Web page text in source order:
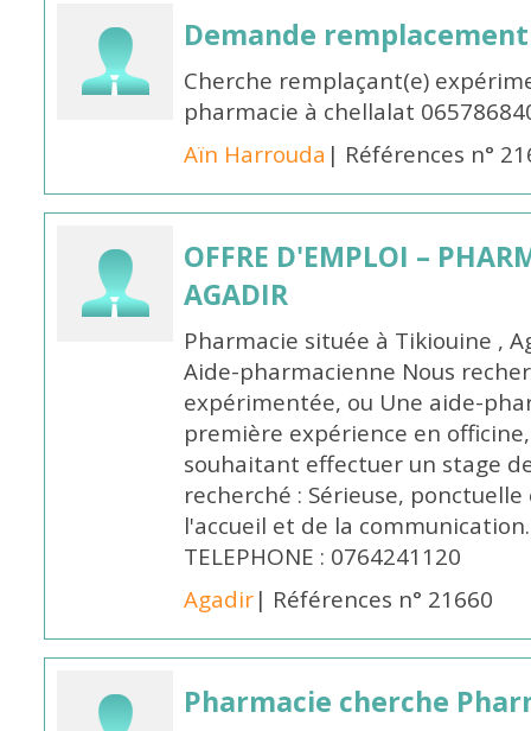
Demande remplacement
Cherche remplaçant(e)
pharmacie à chellalat
Aïn Harrouda | Références n°
OFFRE D'EMPLOI –
AGADIR
Pharmacie située à Tikiouine ,
Aide-pharmacienne Nous
expérimentée, ou Une aide-
première expérience en
souhaitant effectuer un stage
recherché : Sérieuse,
l'accueil et de la
TELEPHONE : 0764241120
Agadir| Références n° 21660
Pharmacie cherche